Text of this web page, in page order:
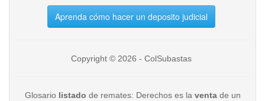
Aprenda cómo hacer un deposito judicial
Copyright © 2026 - ColSubastas
Glosario listado de remates: Derechos es la ventade un